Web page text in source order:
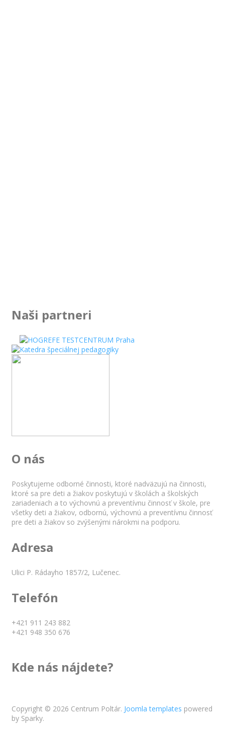
Naši partneri
O nás
Poskytujeme odborné činnosti, ktoré nadväzujú na činnosti,
ktoré sa pre deti a žiakov poskytujú v školách a školských
zariadeniach a to výchovnú a preventívnu činnosť v škole, pre
všetky deti a žiakov, odbornú, výchovnú a preventívnu činnosť
pre deti a žiakov so zvýšenými nárokmi na podporu.
Adresa
Ulici P. Rádayho 1857/2, Lučenec.
Telefón
+421 911 243 882
+421 948 350 676
Kde nás nájdete?
Copyright © 2026 Centrum Poltár. Joomla templates powered
by Sparky.